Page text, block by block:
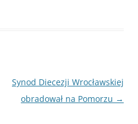
Synod Diecezji Wrocławskiej
obradował na Pomorzu →